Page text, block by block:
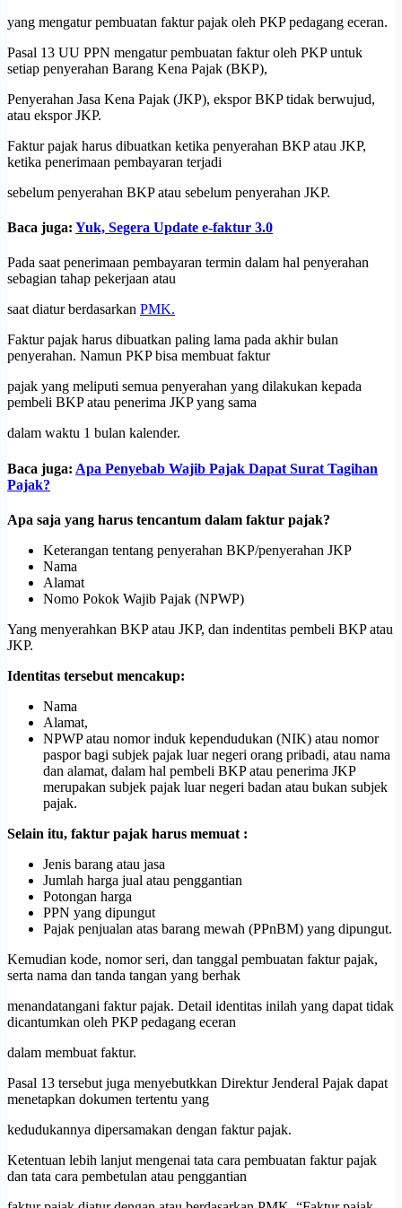
yang mengatur pembuatan faktur pajak oleh PKP pedagang eceran.
Pasal 13 UU PPN mengatur pembuatan faktur oleh PKP untuk
setiap penyerahan Barang Kena Pajak (BKP),
Penyerahan Jasa Kena Pajak (JKP), ekspor BKP tidak berwujud,
atau ekspor JKP.
Faktur pajak harus dibuatkan ketika penyerahan BKP atau JKP,
ketika penerimaan pembayaran terjadi
sebelum penyerahan BKP atau sebelum penyerahan JKP.
Baca juga: Yuk, Segera Update e-faktur 3.0
Pada saat penerimaan pembayaran termin dalam hal penyerahan
sebagian tahap pekerjaan atau
saat diatur berdasarkan PMK.
Faktur pajak harus dibuatkan paling lama pada akhir bulan
penyerahan. Namun PKP bisa membuat faktur
pajak yang meliputi semua penyerahan yang dilakukan kepada
pembeli BKP atau penerima JKP yang sama
dalam waktu 1 bulan kalender.
Baca juga: Apa Penyebab Wajib Pajak Dapat Surat Tagihan
Pajak?
Apa saja yang harus tencantum dalam faktur pajak?
Keterangan tentang penyerahan BKP/penyerahan JKP
Nama
Alamat
Nomo Pokok Wajib Pajak (NPWP)
Yang menyerahkan BKP atau JKP, dan indentitas pembeli BKP atau
JKP.
Identitas tersebut mencakup:
Nama
Alamat,
NPWP atau nomor induk kependudukan (NIK) atau nomor
paspor bagi subjek pajak luar negeri orang pribadi, atau nama
dan alamat, dalam hal pembeli BKP atau penerima JKP
merupakan subjek pajak luar negeri badan atau bukan subjek
pajak.
Selain itu, faktur pajak harus memuat :
Jenis barang atau jasa
Jumlah harga jual atau penggantian
Potongan harga
PPN yang dipungut
Pajak penjualan atas barang mewah (PPnBM) yang dipungut.
Kemudian kode, nomor seri, dan tanggal pembuatan faktur pajak,
serta nama dan tanda tangan yang berhak
menandatangani faktur pajak. Detail identitas inilah yang dapat tidak
dicantumkan oleh PKP pedagang eceran
dalam membuat faktur.
Pasal 13 tersebut juga menyebutkkan Direktur Jenderal Pajak dapat
menetapkan dokumen tertentu yang
kedudukannya dipersamakan dengan faktur pajak.
Ketentuan lebih lanjut mengenai tata cara pembuatan faktur pajak
dan tata cara pembetulan atau penggantian